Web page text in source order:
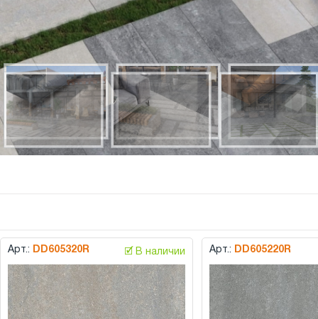
Арт.: DD605320R 🗹 В наличии Арт.: DD605220R